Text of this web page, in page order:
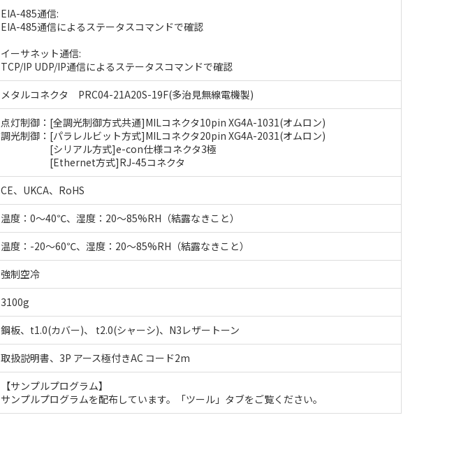
EIA-485通信:
EIA-485通信によるステータスコマンドで確認
イーサネット通信:
TCP/IP UDP/IP通信によるステータスコマンドで確認
メタルコネクタ PRC04-21A20S-19F(多治見無線電機製)
点灯制御：[全調光制御方式共通]MILコネクタ10pin XG4A-1031(オムロン)
調光制御：[パラレルビット方式]MILコネクタ20pin XG4A-2031(オムロン)
[シリアル方式]e-con仕様コネクタ3極
[Ethernet方式]RJ-45コネクタ
CE、UKCA、RoHS
温度：0～40℃、湿度：20～85%RH（結露なきこと）
温度：-20～60℃、湿度：20～85%RH（結露なきこと）
強制空冷
3100g
鋼板、t1.0(カバー)、 t2.0(シャーシ)、N3レザートーン
取扱説明書、3P アース極付きAC コード2m
【サンプルプログラム】
サンプルプログラムを配布しています。「ツール」タブをご覧ください。